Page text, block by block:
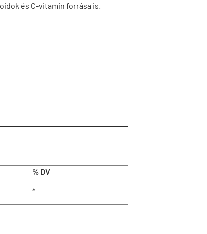
és C-vitamin forrása is.
% DV
*